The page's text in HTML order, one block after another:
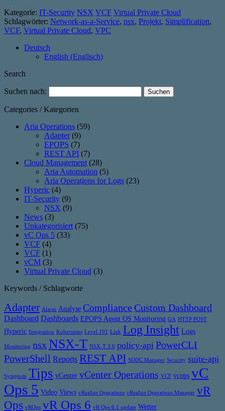
Kategorie: IT-Security NSX VCF Virtual Private Cloud
Schlagwörter: Network-as-a-Service, nsx, Projekt, Simplification,
VCF, Virtual Private Cloud, VPC
Deutsch
English (Englisch)
Search
Suchen nach:
Categories / Kategorien
Aria Operations (59)
Adapter (9)
EPOPS (7)
REST API (7)
Cloud Management (28)
Aria Automation (5)
Aria Operations for Logs (23)
Hyperic (4)
IT-Security (9)
NSX (9)
News (3)
Unkategorisiert (75)
vC Ops 5 (33)
VCF (4)
VCF (1)
vCM (3)
Virtual Private Cloud (3)
Keywords / Schlagworte
Adapter Alarm Analyse Compliance Custom Dashboard
Dashboard Dashboards EPOPS Agent OS Monitoring GA HTTP POST
Hyperic Integration Kubernetes Level 101 Link Log Insight Logs
Monitoring nsx NSX-T NSX-T 3.0 policy-api PowerCLI
PowerShell Reports REST API SDDC Manager Security suite-api
Symptom Tips vCenter vCenter Operations VCF vcops vC
Ops 5 Video Views vRealize Operations vRealize Operations Manager vR
Ops vROps vR Ops 6 vR Ops 6.1 update Wetter